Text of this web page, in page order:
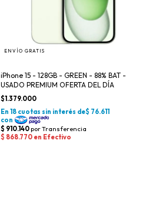
ENVÍO GRATIS
iPhone 15 - 128GB - GREEN - 88% BAT -
USADO PREMIUM OFERTA DEL DÍA
$1.379.000